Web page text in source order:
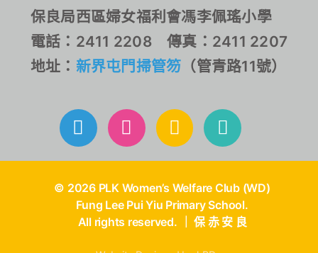
女混合花劍項目中取得了
亞軍及季軍佳績。恭喜！
恭喜！
保良局西區婦女福利會馮李佩瑤小學
電話：2411 2208 傳真：2411 2207
地址： 新界屯門掃管笏 （管青路11號）
© 2026 PLK Women’s Welfare Club (WD)
Fung Lee Pui Yiu Primary School.
All rights reserved. ｜ 保 赤 安 良